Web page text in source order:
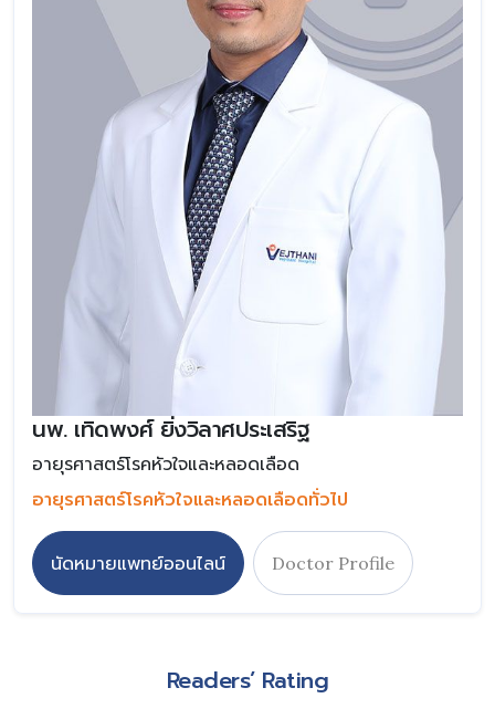
นพ. เทิดพงศ์ ยิ่งวิลาศประเสริฐ
อายุรศาสตร์โรคหัวใจและหลอดเลือด
อายุรศาสตร์โรคหัวใจและหลอดเลือดทั่วไป
นัดหมายแพทย์ออนไลน์ Doctor Profile
Readers’ Rating